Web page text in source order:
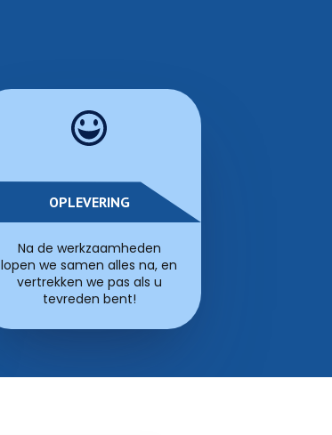
OPLEVERING
Na de werkzaamheden
lopen we samen alles na, en
vertrekken we pas als u
tevreden bent!